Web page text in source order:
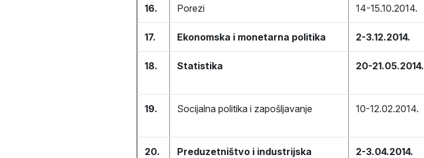
16. Porezi 14-15.10.2014.
17. Ekonomska i monetarna politika 2-3.12.2014.
18. Statistika 20-21.05.2014.
19. Socijalna politika i zapošljavanje 10-12.02.2014.
20.
Preduzetništvo i industrijska
2-3.04.2014.